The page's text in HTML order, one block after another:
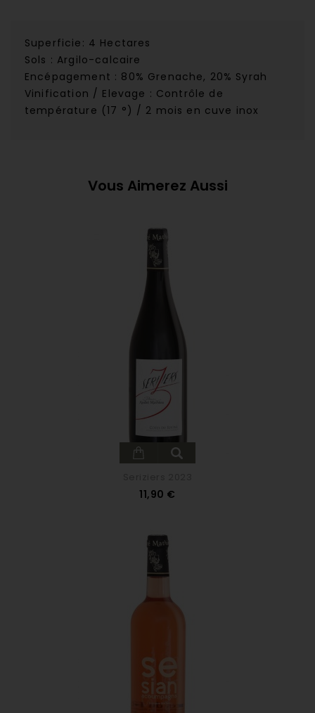
Superficie: 4 Hectares
Sols : Argilo-calcaire
Encépagement : 80% Grenache, 20% Syrah
Vinification / Elevage : Contrôle de
température (17 °) / 2 mois en cuve inox
Vous Aimerez Aussi
11,90 €